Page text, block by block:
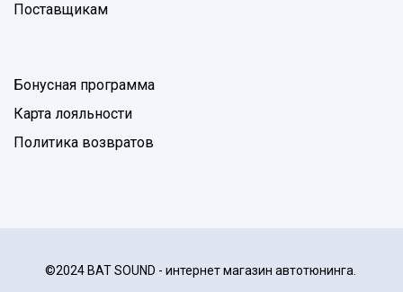
Поставщикам
Бонусная программа
Карта лояльности
Политика возвратов
©2024 BAT SOUND - интернет магазин автотюнинга.